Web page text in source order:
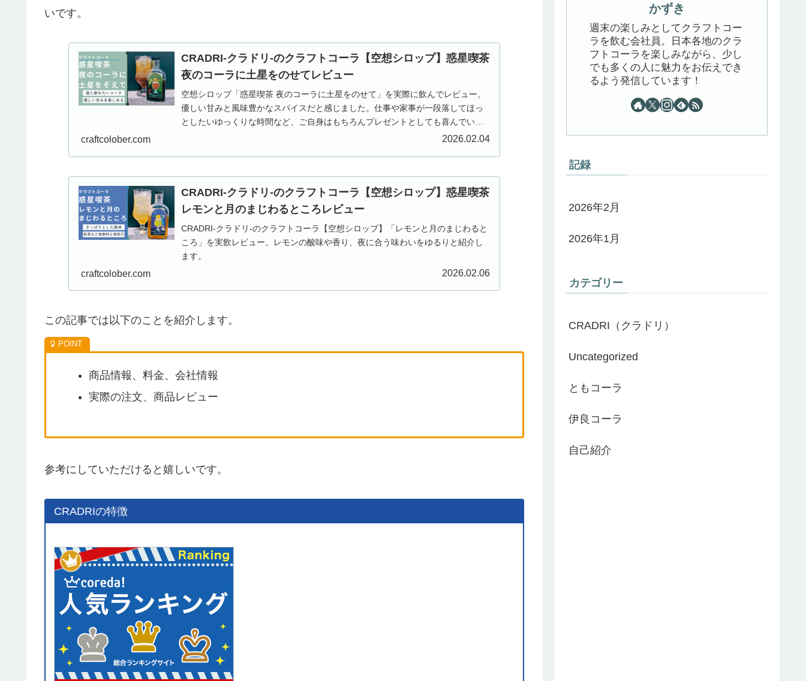
いです。
CRADRI-クラドリ-のクラフトコーラ【空想シロップ】惑星喫茶
夜のコーラに土星をのせてレビュー
空想シロップ「惑星喫茶 夜のコーラに土星をのせて」を実際に飲んでレビュー。
優しい甘みと風味豊かなスパイスだと感じました。仕事や家事が一段落してほっ
としたいゆっくりな時間など、ご自身はもちろんプレゼントとしても喜んでいた
craftcolober.com 2026.02.04
CRADRI-クラドリ-のクラフトコーラ【空想シロップ】惑星喫茶
レモンと月のまじわるところレビュー
CRADRI-クラドリ-のクラフトコーラ【空想シロップ】「レモンと月のまじわると
ころ」を実飲レビュー。レモンの酸味や香り、夜に合う味わいをゆるりと紹介し
ます。
craftcolober.com 2026.02.06
この記事では以下のことを紹介します。
商品情報、料金、会社情報
実際の注文、商品レビュー
参考にしていただけると嬉しいです。
CRADRIの特徴
かずき
週末の楽しみとしてクラフトコー
ラを飲む会社員。日本各地のクラ
フトコーラを楽しみながら、少し
でも多くの人に魅力をお伝えでき
るよう発信しています！
記録
2026年2月
2026年1月
カテゴリー
CRADRI（クラドリ）
Uncategorized
ともコーラ
伊良コーラ
自己紹介